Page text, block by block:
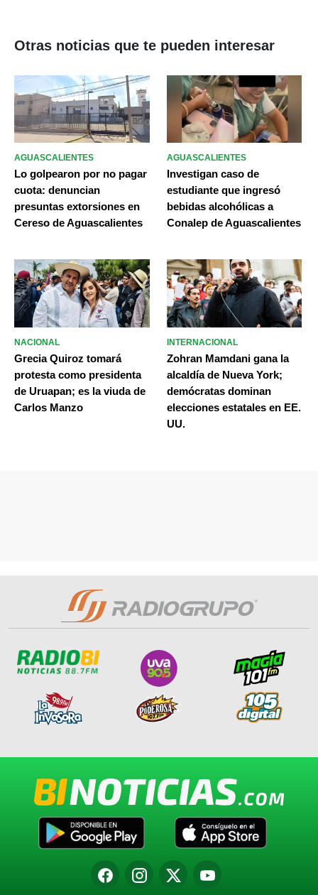
Otras noticias que te pueden interesar
AGUASCALIENTES
Lo golpearon por no pagar
cuota: denuncian
presuntas extorsiones en
Cereso de Aguascalientes
AGUASCALIENTES
Investigan caso de
estudiante que ingresó
bebidas alcohólicas a
Conalep de Aguascalientes
NACIONAL
Grecia Quiroz tomará
protesta como presidenta
de Uruapan; es la viuda de
Carlos Manzo
INTERNACIONAL
Zohran Mamdani gana la
alcaldía de Nueva York;
demócratas dominan
elecciones estatales en EE.
UU.